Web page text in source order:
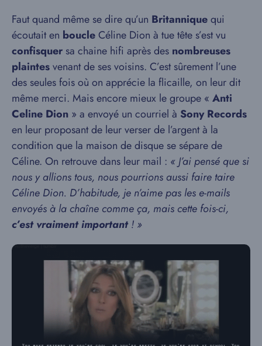
Faut quand même se dire qu’un Britanniquequi
écoutait en boucleCéline Dion à tue tête s’est vu
confisquer sa chaine hifi après des nombreuses
plaintesvenant de ses voisins. C’est sûrement l’une
des seules fois où on apprécie la flicaille, on leur dit
même merci. Mais encore mieux le groupe « Anti
Celine Dion » a envoyé un courriel à Sony Records
en leur proposant de leur verser de l’argent à la
condition que la maison de disque se sépare de
Céline. On retrouve dans leur mail : « J’ai pensé que si
nous y allions tous, nous pourrions aussi faire taire
Céline Dion. D’habitude, je n’aime pas les e-mails
envoyés à la chaîne comme ça, mais cette fois-ci,
c’est vraiment important! »